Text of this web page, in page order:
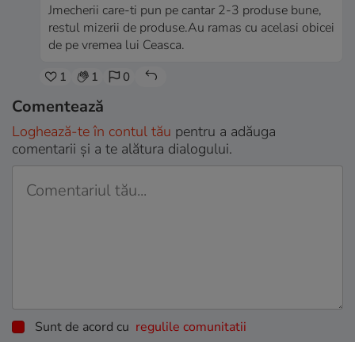
Jmecherii care-ti pun pe cantar 2-3 produse bune,
restul mizerii de produse.Au ramas cu acelasi obicei
de pe vremea lui Ceasca.
1 1 0
Comentează
Loghează-te în contul tău pentru a adăuga
comentarii și a te alătura dialogului.
Sunt de acord cu regulile comunitatii